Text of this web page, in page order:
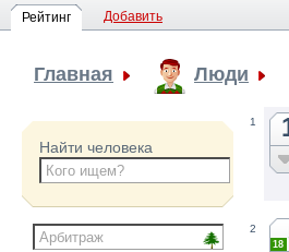
Рейтинг Добавить
Главная Люди
Найти человека
1
2
18